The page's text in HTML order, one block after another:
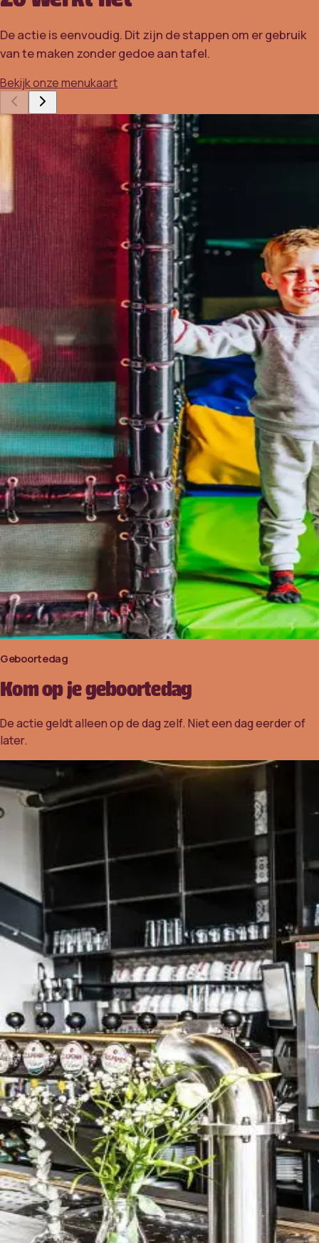
De actie is eenvoudig. Dit zijn de stappen om er gebruik
van te maken zonder gedoe aan tafel.
Bekijk onze menukaart
Geboortedag
Kom op je geboortedag
De actie geldt alleen op de dag zelf. Niet een dag eerder of
later.